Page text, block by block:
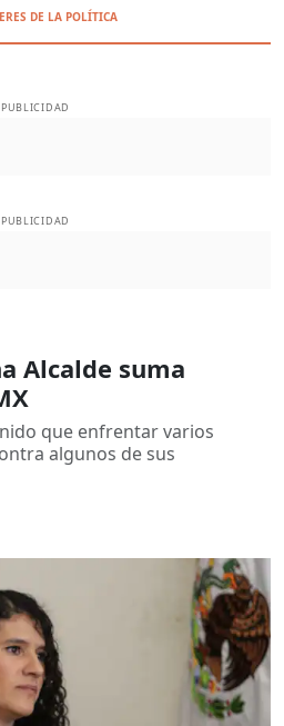
DE LA POLÍTICA
PUBLICIDAD
PUBLICIDAD
Alcalde suma
que enfrentar varios
algunos de sus